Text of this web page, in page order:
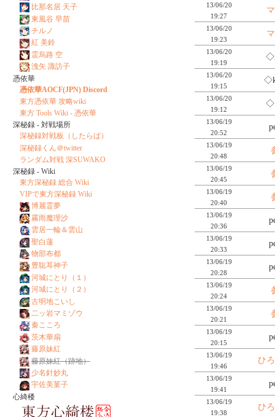
13/06/20
19:27
13/06/20
19:23
13/06/20
19:19
13/06/20
19:15
13/06/20
19:12
13/06/19
20:52
13/06/19
20:48
13/06/19
20:45
13/06/19
20:40
13/06/19
20:36
13/06/19
20:33
13/06/19
20:28
13/06/19
20:24
13/06/19
20:21
13/06/19
20:15
13/06/19
19:46
ひ
13/06/19
19:41
13/06/19
19:38
ひ
比那名居 天子
東風谷 早苗
チルノ
紅 美鈴
霊烏路 空
洩矢 諏訪子
憑依華
憑依華AOCF(JPN) Discord
東方憑依華 攻略wiki
東方 Tools Wiki - 憑依華
深秘録 - 対戦場所
深秘録対戦板（したらば）
深秘録くん＠twitter
ランダム対戦 深SUWAKO
深秘録 - Wiki
東方深秘録 総合 Wiki
VIPで東方深秘録 Wiki
博麗霊夢
霧雨魔理沙
雲居一輪＆雲山
聖白蓮
物部布都
豊聡耳神子
河城にとり（１）
河城にとり（２）
古明地こいし
二ッ岩マミゾウ
秦こころ
茨木華扇
藤原妹紅
藤原妹紅（跡地）
少名針妙丸
宇佐美菫子
心綺楼